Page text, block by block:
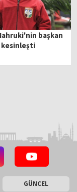
başkan
kesinleşti
GÜNCEL